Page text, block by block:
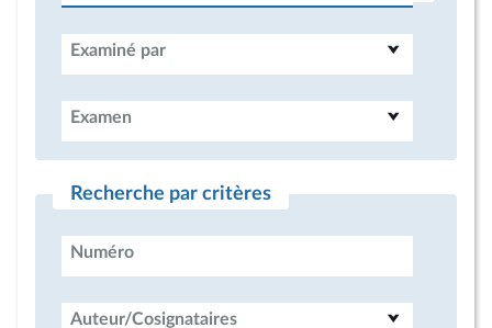
Examiné par
Examen
Recherche par critères
Numéro
Auteur/Cosignataires